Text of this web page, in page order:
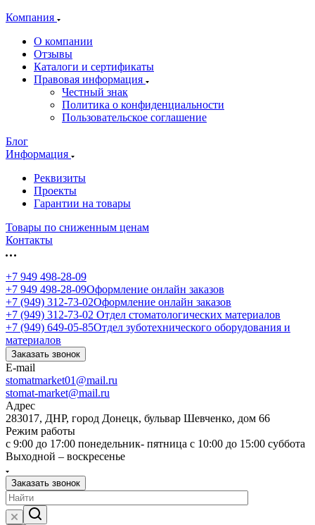
Компания
О компании
Отзывы
Каталоги и сертификаты
Правовая информация
Честный знак
Политика о конфиденциальности
Пользовательское соглашение
Блог
Информация
Реквизиты
Проекты
Гарантии на товары
Товары по сниженным ценам
Контакты
+7 949 498-28-09
+7 949 498-28-09Оформление онлайн заказов
+7 (949) 312-73-02Оформление онлайн заказов
+7 (949) 312-73-02 Отдел стоматологических материалов
+7 (949) 649-05-85Отдел зуботехнического оборудования и
материалов
Заказать звонок
E-mail
stomatmarket01@mail.ru
stomat-market@mail.ru
Адрес
283017, ДНР, город Донецк, бульвар Шевченко, дом 66
Режим работы
с 9:00 до 17:00 понедельник- пятница с 10:00 до 15:00 суббота
Выходной – воскресенье
Заказать звонок